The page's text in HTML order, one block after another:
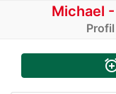
Michael